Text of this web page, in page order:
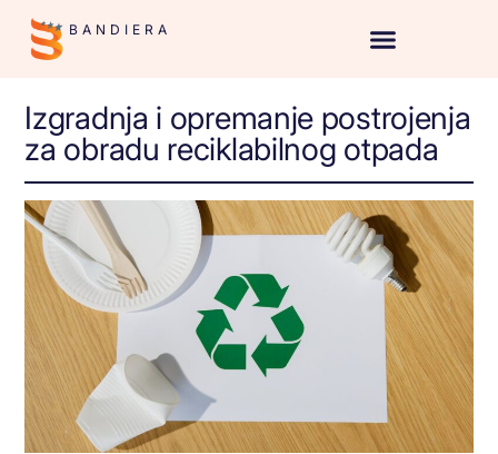
BANDIERA
Izgradnja i opremanje postrojenja
za obradu reciklabilnog otpada